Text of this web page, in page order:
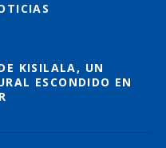
KISILALA, UN
ESCONDIDO EN